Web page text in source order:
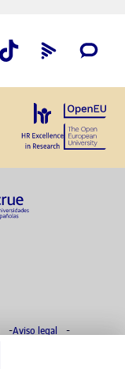
Aviso legal